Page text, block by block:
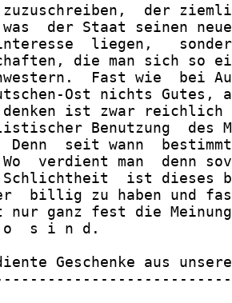
der
der Staat seinen
liegen,
die man sich so
Fast wie  bei
Ost nichts Gutes,
ist zwar
Benutzung  des
Denn  seit wann
verdient man  denn
ist dieses
billig zu haben und
nur ganz fest die
s i n d.
Geschenke aus